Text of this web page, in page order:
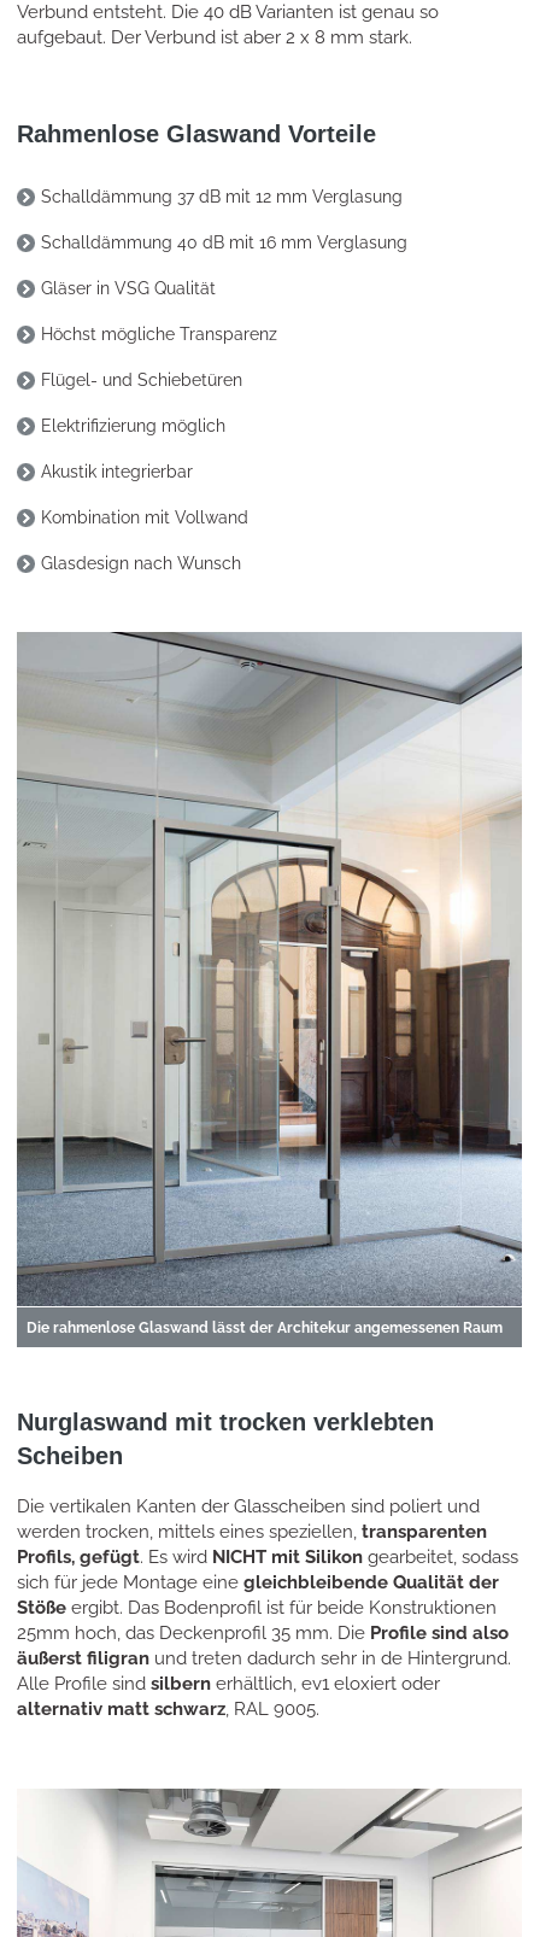
Verbund entsteht. Die 40 dB Varianten ist genau so
aufgebaut. Der Verbund ist aber 2 x 8 mm stark.
Rahmenlose Glaswand Vorteile
Schalldämmung 37 dB mit 12 mm Verglasung
Schalldämmung 40 dB mit 16 mm Verglasung
Gläser in VSG Qualität
Höchst mögliche Transparenz
Flügel- und Schiebetüren
Elektrifizierung möglich
Akustik integrierbar
Kombination mit Vollwand
Glasdesign nach Wunsch
Die rahmenlose Glaswand lässt der Architekur angemessenen Raum
Nurglaswand mit trocken verklebten
Scheiben
Die vertikalen Kanten der Glasscheiben sind poliert und
werden trocken, mittels eines speziellen,transparenten
Profils, gefügt. Es wird NICHT mit Silikon gearbeitet, sodass
sich für jede Montage einegleichbleibende Qualität der
Stöße ergibt. Das Bodenprofil ist für beide Konstruktionen
25mm hoch, das Deckenprofil 35 mm. Die Profile sind also
äußerst filigran und treten dadurch sehr in de Hintergrund.
Alle Profile sindsilbern erhältlich, ev1 eloxiert oder
alternativ matt schwarz, RAL 9005.